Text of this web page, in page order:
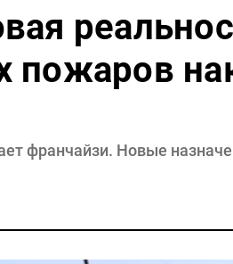
пожаров
франчайзи. Новые